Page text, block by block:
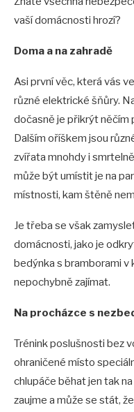
vaší domácnosti hrozí?
Doma a na zahradě
Asi první věc, která vás
různé elektrické šňůry.
dočasně je přikrýt něčím
Dalším oříškem jsou
zvířata mnohdy i
může být umístit je na
místnosti, kam štěně
Je třeba se však
domácnosti, jako je
bedýnka s bramborami v
nepochybně zajímat.
Na procházce s
Trénink poslušnosti bez
ohraničené místo
chlupáče běhat jen tak
zaujme a může se stát,